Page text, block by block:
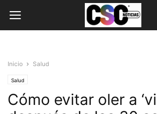
Inicio Salud
Salud
Cómo evitar oler a